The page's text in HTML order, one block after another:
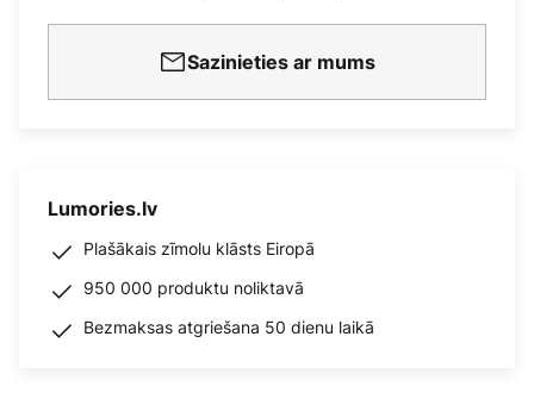
Sazinieties ar mums
Lumories.lv
Plašākais zīmolu klāsts Eiropā
950 000 produktu noliktavā
Bezmaksas atgriešana 50 dienu laikā